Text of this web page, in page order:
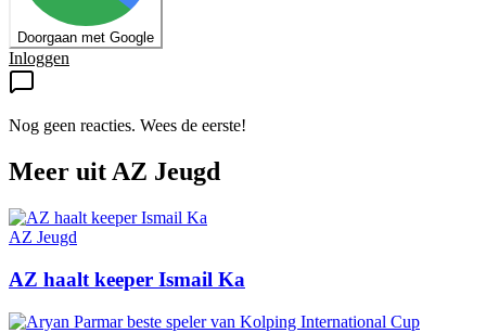
Doorgaan met Google
Inloggen
Nog geen reacties. Wees de eerste!
Meer uitAZ Jeugd
AZ Jeugd
AZ haalt keeper Ismail Ka